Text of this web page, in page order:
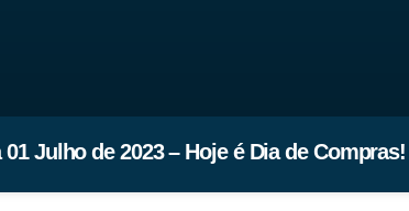
Julho de 2023 – Hoje é Dia de Compras!